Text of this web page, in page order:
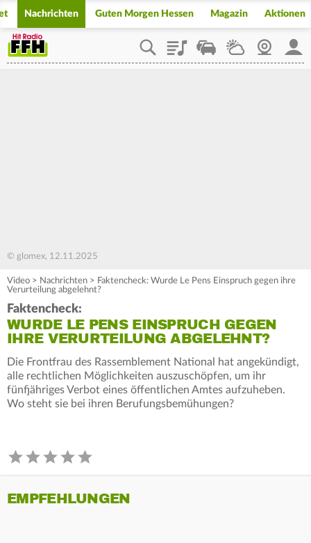
Nachrichten Guten Morgen Hessen Magazin Aktionen
PlaylistStaupilotWetterWebcam
© glomex, 12.11.2025
Video > Nachrichten > Faktencheck: Wurde Le Pens Einspruch gegen ihre
Verurteilung abgelehnt?
Faktencheck:
WURDE LE PENS EINSPRUCH GEGEN
IHRE VERURTEILUNG ABGELEHNT?
Die Frontfrau des Rassemblement National hat angekündigt,
alle rechtlichen Möglichkeiten auszuschöpfen, um ihr
fünfjähriges Verbot eines öffentlichen Amtes aufzuheben.
Wo steht sie bei ihren Berufungsbemühungen?
EMPFEHLUNGEN